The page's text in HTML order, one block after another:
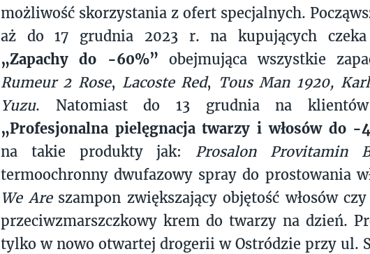
możliwość skorzystania z ofert specjalnych.
aż do 17 grudnia 2023 r. na kupujących
„Zapachy do -60%” obejmująca wszystkie
Rumeur 2 Rose, Lacoste Red, Tous Man 1920,
Yuzu. Natomiast do 13 grudnia na klientów
„Profesjonalna pielęgnacja twarzy i włosów do -
na takie produkty jak: Prosalon Provitamin
termoochronny dwufazowy spray do prostowania
We Areszampon zwiększający objętość włosów czy
przeciwzmarszczkowy krem do twarzy na dzień.
tylko w nowo otwartej drogerii w Ostródzie przy ul.